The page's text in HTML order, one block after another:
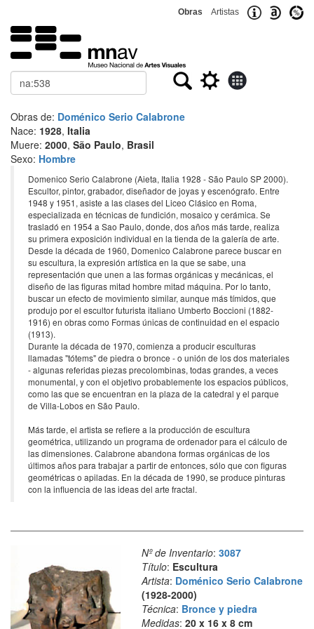
Obras Artistas
Buscar
Obras de: Doménico Serio Calabrone
Nace: 1928, Italia
Muere: 2000, São Paulo, Brasil
Sexo: Hombre
Domenico Serio Calabrone (Aieta, Italia 1928 - São Paulo SP 2000).
Escultor, pintor, grabador, diseñador de joyas y escenógrafo. Entre
1948 y 1951, asiste a las clases del Liceo Clásico en Roma,
especializada en técnicas de fundición, mosaico y cerámica. Se
trasladó en 1954 a Sao Paulo, donde, dos años más tarde, realiza
su primera exposición individual en la tienda de la galería de arte.
Desde la década de 1960, Domenico Calabrone parece buscar en
su escultura, la expresión artística en la que se sabe, una
representación que unen a las formas orgánicas y mecánicas, el
diseño de las figuras mitad hombre mitad máquina. Por lo tanto,
buscar un efecto de movimiento similar, aunque más tímidos, que
produjo por el escultor futurista italiano Umberto Boccioni (1882-
1916) en obras como Formas únicas de continuidad en el espacio
(1913).
Durante la década de 1970, comienza a producir esculturas
llamadas "tótems" de piedra o bronce - o unión de los dos materiales
- algunas referidas piezas precolombinas, todas grandes, a veces
monumental, y con el objetivo probablemente los espacios públicos,
como las que se encuentran en la plaza de la catedral y el parque
de Villa-Lobos en São Paulo.
Más tarde, el artista se refiere a la producción de escultura
geométrica, utilizando un programa de ordenador para el cálculo de
las dimensiones. Calabrone abandona formas orgánicas de los
últimos años para trabajar a partir de entonces, sólo que con figuras
geométricas o apiladas. En la década de 1990, se produce pinturas
con la influencia de las ideas del arte fractal.
Nº de Inventario: 3087
Título: Escultura
Artista: Doménico Serio Calabrone
(1928-2000)
Técnica: Bronce y piedra
Medidas: 20 x 16 x 8 cm